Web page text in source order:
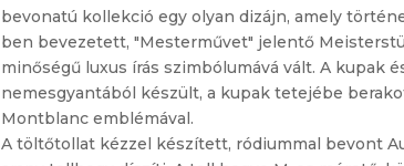
bevonatú kollekció egy olyan dizájn, amely
ben bevezetett, "Mesterművet" jelentő
minőségű luxus írás szimbólumává vált. A kupak
nemesgyantából készült, a kupak tetejébe
Montblanc emblémával.
A töltőtollat kézzel készített, ródiummal bevont